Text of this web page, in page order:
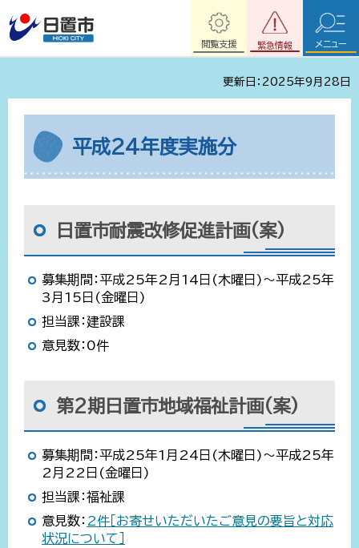
緊急情報
閲覧支援 メニュー
更新日：2025年9月28日
平成24年度実施分
日置市耐震改修促進計画(案)
募集期間：平成25年2月14日(木曜日)～平成25年
3月15日(金曜日)
担当課：建設課
意見数：0件
第2期日置市地域福祉計画(案)
募集期間：平成25年1月24日(木曜日)～平成25年
2月22日(金曜日)
担当課：福祉課
意見数： 2件［お寄せいただいたご意見の要旨と対応
状況について］